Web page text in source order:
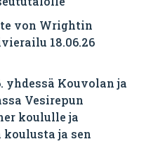
von Wrightin
18.06.26
yhdessä Kouvolan ja
Vesirepun
koululle ja
ja sen